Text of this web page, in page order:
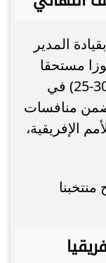
المدير
مستحقا
على نظيره منتخب تونس بنتيجة (30-25) في
ضمن منافسات
الإفريقية،